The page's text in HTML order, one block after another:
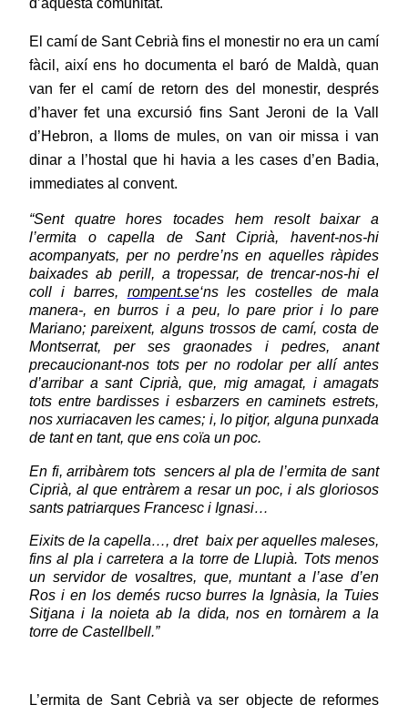
El camí de Sant Cebrià fins el monestir no era un camí
fàcil, així ens ho documenta el baró de Maldà, quan
van fer el camí de retorn des del monestir, després
d’haver fet una excursió fins Sant Jeroni de la Vall
d’Hebron, a lloms de mules, on van oir missa i van
dinar a l’hostal que hi havia a les cases d’en Badia,
immediates al convent.
“Sent quatre hores tocades hem resolt baixar a
l’ermita o capella de Sant Ciprià, havent-nos-hi
acompanyats, per no perdre’ns en aquelles ràpides
baixades ab perill, a tropessar, de trencar-nos-hi el
coll i barres, rompent.se‘ns les costelles de mala
manera-, en burros i a peu, lo pare prior i lo pare
Mariano; pareixent, alguns trossos de camí, costa de
Montserrat, per ses graonades i pedres, anant
precaucionant-nos tots per no rodolar per allí antes
d’arribar a sant Ciprià, que, mig amagat, i amagats
tots entre bardisses i esbarzers en caminets estrets,
nos xurriacaven les cames; i, lo pitjor, alguna punxada
de tant en tant, que ens coïa un poc.
En fi, arribàrem tots sencers al pla de l’ermita de sant
Ciprià, al que entràrem a resar un poc, i als gloriosos
sants patriarques Francesc i Ignasi…
Eixits de la capella…, dret baix per aquelles maleses,
fins al pla i carretera a la torre de Llupià. Tots menos
un servidor de vosaltres, que, muntant a l’ase d’en
Ros i en los demés rucso burres la Ignàsia, la Tuies
Sitjana i la noieta ab la dida, nos en tornàrem a la
torre de Castellbell.”
L’ermita de Sant Cebrià va ser objecte de reformes